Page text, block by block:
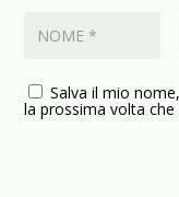
Salva il mio
la prossima volta